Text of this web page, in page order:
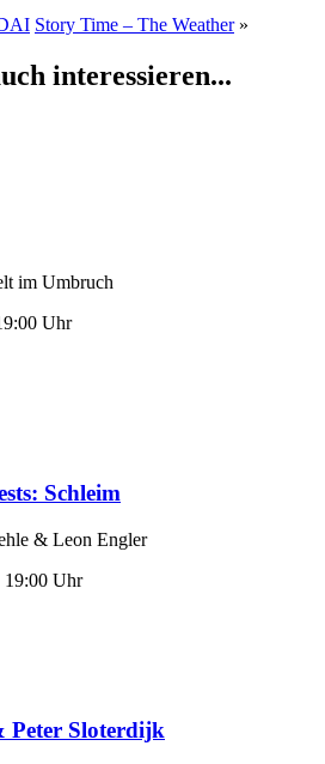
Story Time – The Weather»
interessieren...
im Umbruch
Uhr
Schleim
& Leon Engler
19:00 Uhr
Peter Sloterdijk